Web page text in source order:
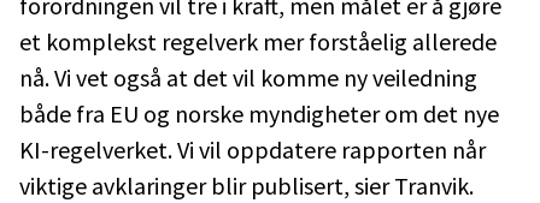
et komplekst regelverk mer forståelig allerede
nå. Vi vet også at det vil komme ny veiledning
både fra EU og norske myndigheter om det nye
KI-regelverket. Vi vil oppdatere rapporten når
viktige avklaringer blir publisert, sier Tranvik.